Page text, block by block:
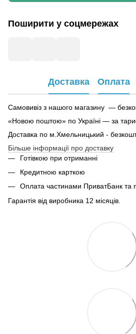
Поширити у соцмережах
Доставка Оплата
Самовивіз з нашого магазину —
«Новою поштою» по Україні — за
Доставка по м.Хмельницький -
Більше інформації про доставку
Готівкою при отриманні
Кредитною карткою
Оплата частинами ПриватБанк та
Гарантія від виробника 12 місяців.